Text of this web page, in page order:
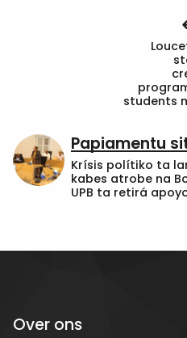
students
Papiamentu
Krísis polítiko ta
kabes atrobe na
UPB ta retirá
Over ons